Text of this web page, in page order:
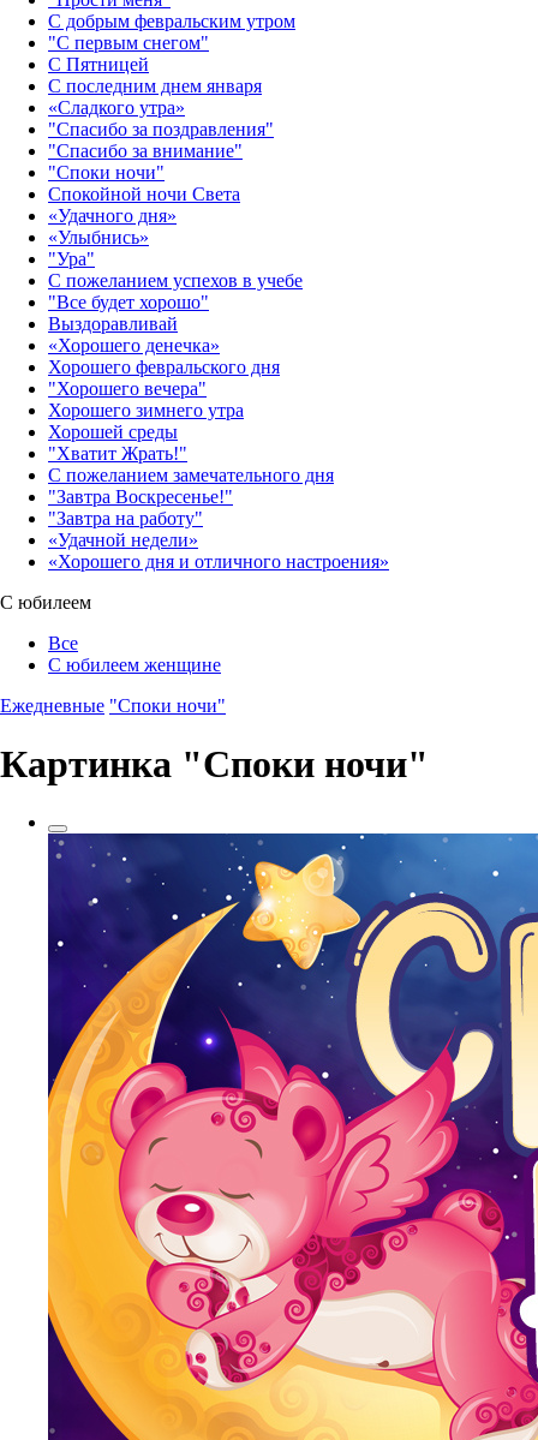
С добрым февральским утром
"С первым снегом"
С Пятницей
С последним днем января
«Сладкого утра»‎
"Спасибо за поздравления"
"Спасибо за внимание"
"Споки ночи"
Спокойной ночи Света
«Удачного дня»‎
«Улыбнись»‎
"Ура"
С пожеланием успехов в учебе
"Все будет хорошо"
Выздоравливай
«‎Хорошего денечка»‎
Хорошего февральского дня
"Хорошего вечера"
Хорошего зимнего утра
Хорошей среды
"Хватит Жрать!"
С пожеланием замечательного дня
"Завтра Воскресенье!"
"Завтра на работу"
«Удачной недели»‎
«Хорошего дня и отличного настроения»‎
С юбилеем
Все
С юбилеем женщине
Ежедневные "Споки ночи"
Картинка "Споки ночи"